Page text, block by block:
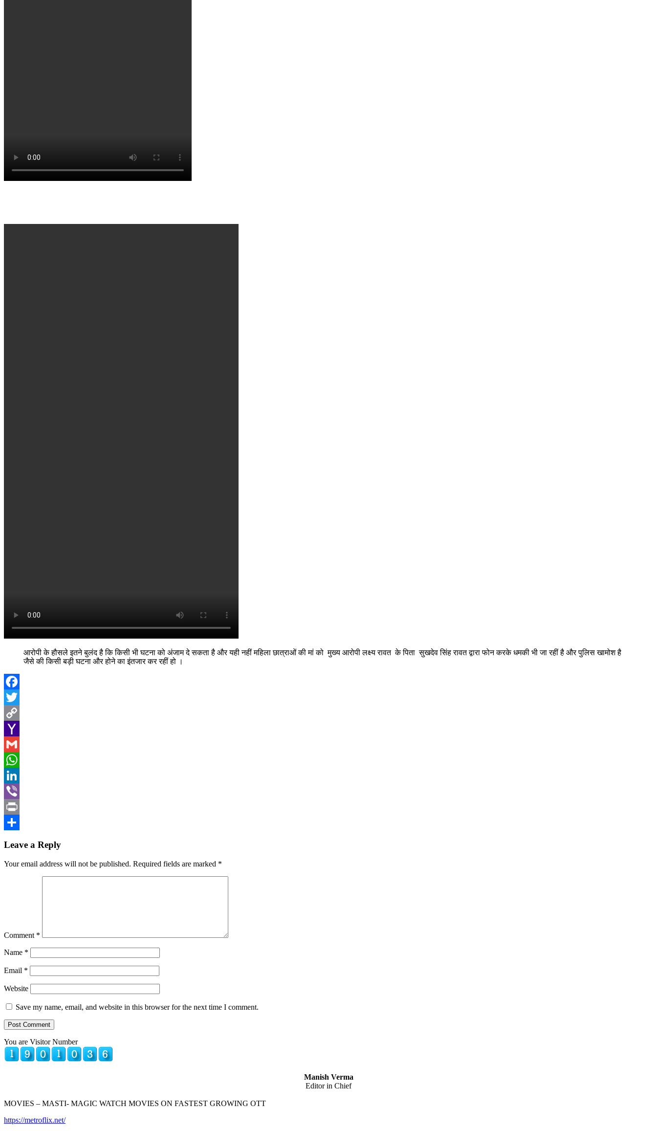
आरोपी के हौसले इतने बुलंद है कि किसी भी घटना को अंजाम दे सकता है और यही नहीं महिला छात्राओं की मां को मुख्य आरोपी लक्ष्य रावत के पिता सुखदेव सिंह रावत द्वारा फोन करके धमकी भी जा रहीं है और पुलिस खामोश है
जैसे की किसी बड़ी घटना और होने का इंतजार कर रहीं हो ।
Facebook
Twitter
Copy
Link
Yahoo
Mail
Gmail
WhatsApp
LinkedIn
Viber
Print
Leave a Reply
Your email address will not be published. Required fields are marked *
Comment *
Name *
Email *
Website
Save my name, email, and website in this browser for the next time I comment.
You are Visitor Number
Manish Verma
Editor in Chief
MOVIES – MASTI- MAGIC WATCH MOVIES ON FASTEST GROWING OTT
https://metroflix.net/